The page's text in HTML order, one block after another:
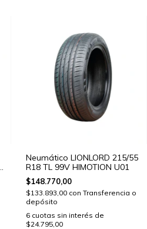
Neumático LIONLORD 215/55
R18 TL 99V HIMOTION U01
$148.770,00
$133.893,00 con Transferencia o
depósito
6 cuotas sin interés de
$24.795,00